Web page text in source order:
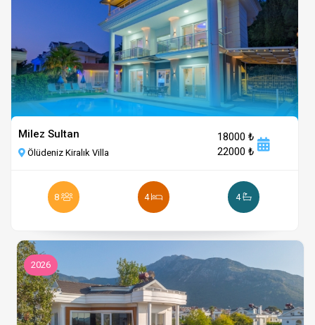
Milez Sultan
Ölüdeniz Kiralık Villa
18000 ₺
22000 ₺
8 4 4
2026